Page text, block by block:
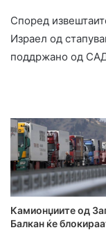
Според
Израел од
поддржано од
Камионџиите од
Балкан ќе